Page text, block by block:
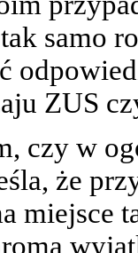
samo
ZUS
czy w
że
miejsce